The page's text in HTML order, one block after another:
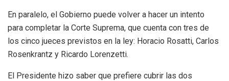
En paralelo, el Gobierno puede volver a hacer un intento
para completar la Corte Suprema, que cuenta con tres de
los cinco jueces previstos en la ley: Horacio Rosatti, Carlos
Rosenkrantz y Ricardo Lorenzetti.
El Presidente hizo saber que prefiere cubrir las dos